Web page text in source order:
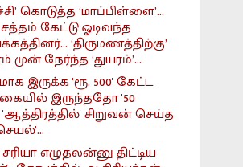
கொடுத்த ‘மாப்பிள்ளை’...
சத்தம் கேட்டு ஓடிவந்த
‘திருமணத்திற்கு’
முன் நேர்ந்த ‘துயரம்’...
இருக்க 'ரூ. 500' கேட்ட
இருந்ததோ '50
'ஆத்திரத்தில்' சிறுவன் செய்த
எழுதலன்னு திட்டிய